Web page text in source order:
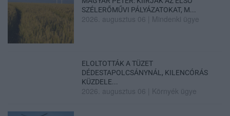
SZÉLERŐMŰVI PÁLYÁZATOKAT, M...
2026. augusztus 06 Mindenki ügye
ELOLTOTTÁK A TÜZET
DÉDESTAPOLCSÁNYNÁL, KILENCÓRÁS
KÜZDELE...
2026. augusztus 06 Környék ügye